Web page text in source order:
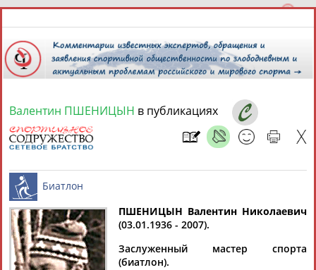
6 августа 2026 года,
СПОРТСМЕНЫ, ТРЕНЕРЫ И СПЕЦИАЛИСТЫ
Найдено: 13181персон Расширенный поиск
Валентин ПШЕНИЦЫН в публикациях
Биатлон
ПШЕНИЦЫН Валентин Николаевич
(03.01.1936 - 2007).
Заслуженный мастер спорта
(биатлон).